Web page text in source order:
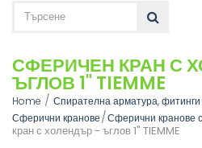
СФЕРИЧЕН КРАН С
ЪГЛОВ 1" TIEMME
Home
Спирателна арматура,
Сферични кранове Сферични кранове
кран с холендър - ъглов 1" TIEMME